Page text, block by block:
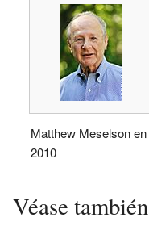
Matthew Meselson en
2010
Véase también